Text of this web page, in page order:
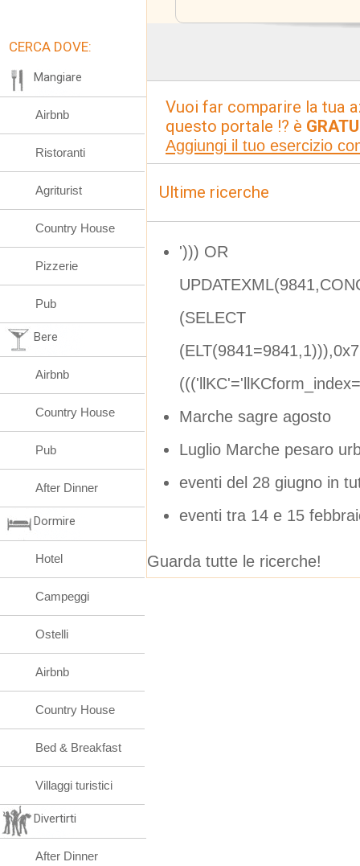
Vuoi far comparire la tua
questo portale !? è
Aggiungi il tuo esercizio
Ultime ricerche
'))) OR
(SELECT
Marche sagre agosto
Luglio Marche pesaro
eventi del 28 giugno in
eventi tra 14 e 15
Guarda tutte le ricerche!
CERCA DOVE:
Mangiare
Airbnb
Ristoranti
Agriturist
Country House
Pizzerie
Pub
Bere
Airbnb
Country House
Pub
After Dinner
Dormire
Hotel
Campeggi
Ostelli
Airbnb
Country House
Bed & Breakfast
Villaggi turistici
Divertirti
After Dinner